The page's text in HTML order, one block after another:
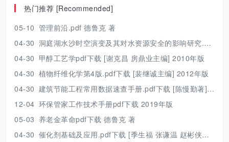
热门推荐 [Recommended]
05-10 管理前沿.pdf 德鲁克 著
04-30 洞庭湖水沙时空演变及其对水资源安全的影响研究.pdf 胡光伟 著 2017年版
04-30 甲醇工艺学pdf下载 [谢克昌 房鼎业主编] 2010年版
04-30 植物纤维化学第4版.pdf下载 [裴继诚主编] 2012年版
04-30 建筑节能工程常用数据速查手册.pdf下载 [陈慢勤著] 2010年版
12-04 环保管家工作技术手册pdf下载 2019年版
05-03 养老金革命pdf下载 德鲁克 著
04-30 催化剂基础及应用.pdf下载 [季生福 张谦温 赵彬侠编] 2011年版